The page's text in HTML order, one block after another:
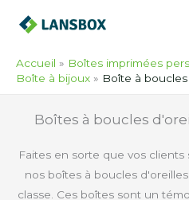
Accueil
Boîtes imprimées
Boîte à bijoux
Boîte à
Boîtes à boucles
Faites en sorte que vos
nos boîtes à boucles
classe. Ces boîtes sont un